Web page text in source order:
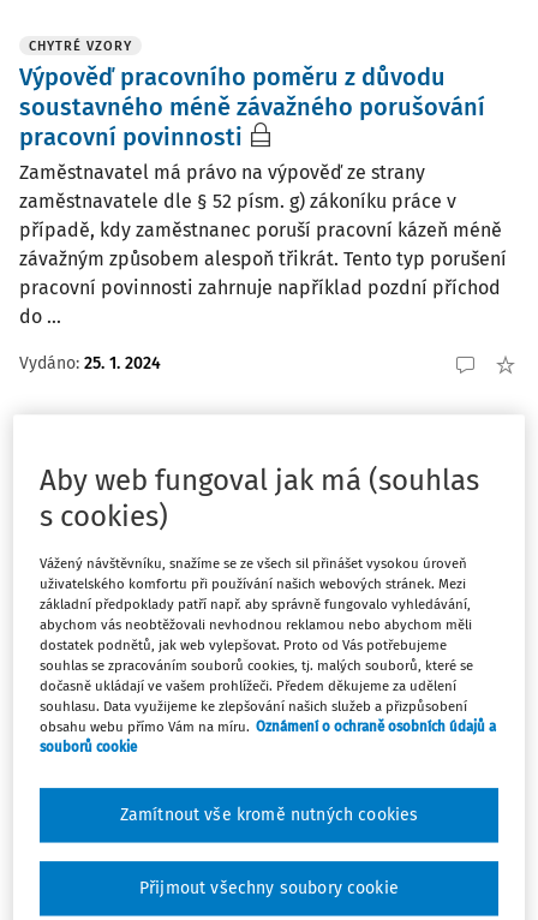
CHYTRÉ VZORY
Výpověď pracovního poměru z důvodu
soustavného méně závažného porušování
pracovní povinnosti
Zaměstnavatel má právo na výpověď ze strany
zaměstnavatele dle § 52 písm. g) zákoníku práce v
případě, kdy zaměstnanec poruší pracovní kázeň méně
závažným způsobem alespoň třikrát. Tento typ porušení
pracovní povinnosti zahrnuje například pozdní příchod
do ...
Vydáno: 25. 1. 2024
Upozornění na možnost výpovědi z důvodu
méně závažného porušování pracovní
povinnosti
Pro rozvázání pracovního poměru výpovědí v případě
méně závažného porušování pracovní kázně je nutné
doručit zaměstnanci písemné upozornění na možnost
výpovědi, tzv. vytýkací dopis. Je důležité, aby v
upozornění bylo konkrétně vymezeno jednání, které ...
PRK Partners s.r.o., advokátní kancelář
Vydáno:25. 1. 2024
Výzva k odstranění neuspokojivých
pracovních výsledků
Aby web fungoval jak má (souhlas
s cookies)
Vážený návštěvníku, snažíme se ze všech sil přinášet vysokou úroveň
uživatelského komfortu při používání našich webových stránek. Mezi
základní předpoklady patří např. aby správně fungovalo vyhledávání,
abychom vás neobtěžovali nevhodnou reklamou nebo abychom měli
dostatek podnětů, jak web vylepšovat. Proto od Vás potřebujeme
souhlas se zpracováním souborů cookies, tj. malých souborů, které se
dočasně ukládají ve vašem prohlížeči. Předem děkujeme za udělení
souhlasu. Data využijeme ke zlepšování našich služeb a přizpůsobení
obsahu webu přímo Vám na míru. Oznámení o ochraně osobních údajů a
souborů cookie
Zamítnout vše kromě nutných cookies
Přijmout všechny soubory cookie